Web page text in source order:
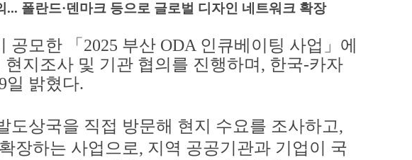
... 폴란드·덴마크 등으로 글로벌 디자인 네트워크 확장
공모한 「 2025 부산 ODA 인큐베이팅 사업 」 에
지조사 및 기관 협의를 진행하며 , 한국-카자
일 밝혔다.
도상국을 직접 방문해 현지 수요를 조사하고,
확장하는 사업으로, 지역 공공기관과 기업이 국